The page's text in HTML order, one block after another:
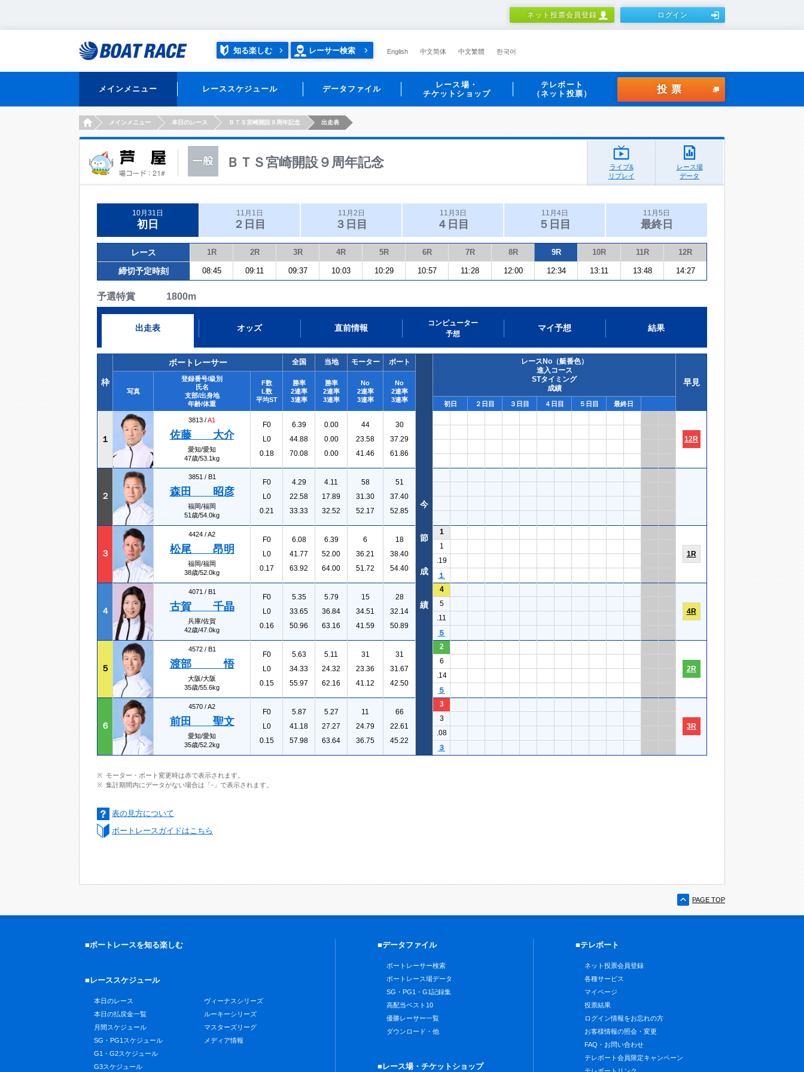
ネット投票会員登録 ログイン
知る楽しむ レーサー検索 English 中文简体 中文繁體 한국어
メインメニュー レーススケジュール データファイル
レース場・
チケットショップ
テレボート
（ネット投票）
投票
HOMEメインメニュー 本日のレース ＢＴＳ宮崎開設９周年記念 出走表
ＢＴＳ宮崎開設９周年記念
ライブ&
リプレイ
レース場
データ
10月31日
初日
11月1日
２日目
11月2日
３日目
11月3日
４日目
11月4日
５日目
11月5日
最終日
レース 1R 2R 3R 4R 5R 6R 7R 8R 9R 10R 11R 12R
締切予定時刻 08:45 09:11 09:37 10:03 10:29 10:57 11:28 12:00 12:34 13:11 13:48 14:27
予選特賞 1800m
出走表 オッズ 直前情報
コンピューター
予想
マイ予想 結果
枠
ボートレーサー 全国 当地 モーター ボート
レースNo（艇番色）
進入コース
STタイミング
成績
早見
写真
登録番号/級別
氏名
支部/出身地
年齢/体重
F数
L数
平均ST
勝率
2連率
3連率
勝率
2連率
3連率
No
2連率
3連率
No
2連率
3連率
初日 ２日目 ３日目 ４日目 ５日目 最終日
１
3813 /A1
佐藤 大介
愛知/愛知
47歳/53.1kg
F0
L0
0.18
6.39
44.88
70.08
0.00
0.00
0.00
44
23.58
41.46
30
37.29
61.86
12R
２
3851 / B1
森田 昭彦
福岡/福岡
51歳/54.0kg
F0
L0
0.21
4.29
22.58
33.33
4.11
17.89
32.52
58
31.30
52.17
51
37.40
52.85
３
4424 /A2
松尾 昂明
福岡/福岡
38歳/52.0kg
F0
L0
0.17
6.08
41.77
63.92
6.39
52.00
64.00
6
36.21
51.72
18
38.40
54.40
1
1R
1
.19
１
４
4071 / B1
古賀 千晶
兵庫/佐賀
42歳/47.0kg
F0
L0
0.16
5.35
33.65
50.96
5.79
36.84
63.16
15
34.51
41.59
28
32.14
50.89
4
4R
5
.11
５
５
4572 / B1
渡部 悟
大阪/大阪
35歳/55.6kg
F0
L0
0.15
5.63
34.33
55.97
5.11
24.32
62.16
31
23.36
41.12
31
31.67
42.50
2
2R
6
.14
５
６
4570 /A2
前田 聖文
愛知/愛知
35歳/52.2kg
F0
L0
0.15
5.87
41.18
57.98
5.27
27.27
63.64
11
24.79
36.75
66
22.61
45.22
3
3R
3
.08
３
今
節
成
績
モーター・ボート変更時は赤で表示されます。
集計期間内にデータがない場合は「-」で表示されます。
表の見方について
ボートレースガイドはこちら
PAGE TOP
■ボートレースを知る楽しむ
■レーススケジュール
本日のレース
本日の払戻金一覧
月間スケジュール
SG・PG1スケジュール
G1・G2スケジュール
G3スケジュール
ヴィーナスシリーズ
ルーキーシリーズ
マスターズリーグ
メディア情報
■データファイル
ボートレーサー検索
ボートレース場データ
SG・PG1・G1記録集
高配当ベスト10
優勝レーサー一覧
ダウンロード・他
■レース場・チケットショップ
■テレボート
ネット投票会員登録
各種サービス
マイページ
投票結果
ログイン情報をお忘れの方
お客様情報の照会・変更
FAQ・お問い合わせ
テレボート会員限定キャンペーン